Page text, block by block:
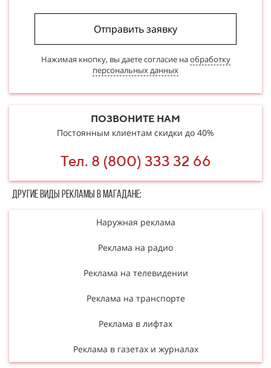
Отправить заявку
Нажимая кнопку, вы даете согласие наобработку
персональных данных
ПОЗВОНИТЕ НАМ
Постоянным клиентам скидки до 40%
Тел. 8 (800) 333 32 66
Другие в​​​​иды рекламы в Магадане:
Наружная реклама
Реклама на радио
Реклама на телевидении
Реклама на транспорте
Реклама в лифтах
Реклама в газетах и журналах